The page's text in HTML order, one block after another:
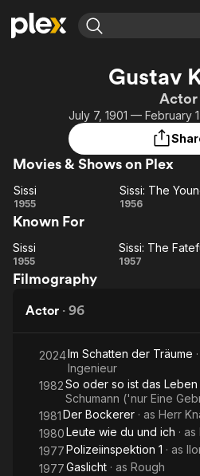
Most Popular
Leaving Soon
Learn More
Free Movies & TV Shows
Featured Channels
Property Brothers
Channel
ION Plus
The First 48 by A&E
Gustav
Actor
July 7, 1901 — February
Movies & Shows on Plex
Sissi
Sissi
1955
Sissi:
Young
Empress
1956
Known For
Sissi
Sissi
1955
Sissi:
an
Empress
1957
Filmography
Actor · 96
2024Im Schatten der Träume
Ingenieur
1982So oder so ist das Leben
Schumann ('nur Eine
1981Der Bockerer · as Herr
1980Leute wie du und ich · as
1977Polizeiinspektion 1 · as
1977Gaslicht · as Rough